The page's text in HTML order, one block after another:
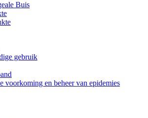
Buis
gebruik
voorkoming en beheer van epidemies